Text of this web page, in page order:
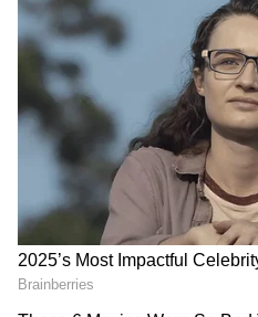
వరల్డ్ కప్ గెలిచిన జోష్‌లో
మ్యాచ్‌ల్లో ఒక్క విజయం కూడా
అభిమానులను తీవ్రంగా
ఓటమికి, సిరీస్ చేజారడానికి
ఇప్పుడు చూద్దాం.
గూగుల్‌లో ఆసక్తికరమైన
ను మీ ఫ్రిఫర్డ్